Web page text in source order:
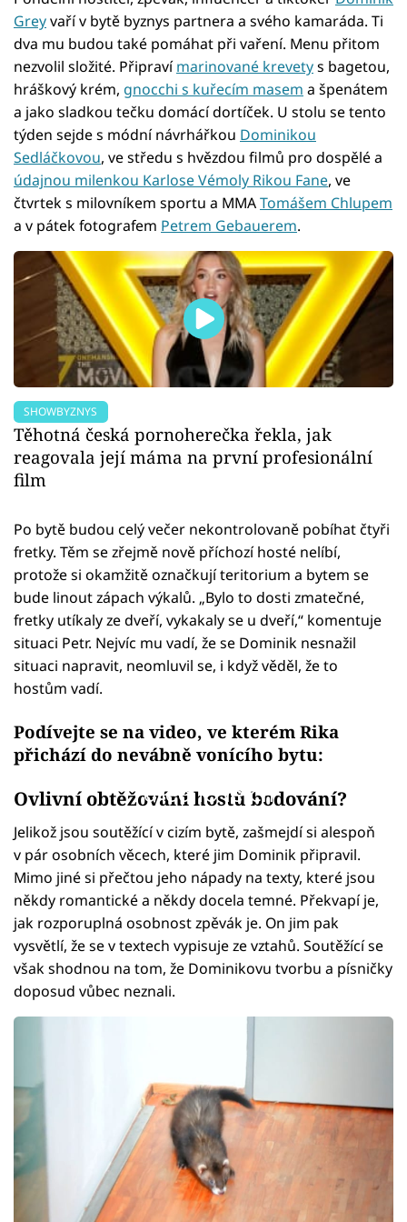
Greyvaří v bytě byznys partnera a svého kamaráda. Ti
dva mu budou také pomáhat při vaření. Menu přitom
nezvolil složité. Připravímarinované krevetys bagetou,
hráškový krém, gnocchi s kuřecím masem a špenátem
a jako sladkou tečku domácí dortíček. U stolu se tento
týden sejde s módní návrhářkou Dominikou
Sedláčkovou, ve středu s hvězdou filmů pro dospělé a
údajnou milenkou Karlose Vémoly Rikou Fane, ve
čtvrtek s milovníkem sportu a MMATomášem Chlupem
a v pátek fotografem Petrem Gebauerem.
SHOWBYZNYS
Těhotná česká pornoherečka řekla, jak
reagovala její máma na první profesionální
film
Po bytě budou celý večer nekontrolovaně pobíhat čtyři
fretky. Těm se zřejmě nově příchozí hosté nelíbí,
protože si okamžitě označkují teritorium a bytem se
bude linout zápach výkalů. „Bylo to dosti zmatečné,
fretky utíkaly ze dveří, vykakaly se u dveří,“ komentuje
situaci Petr. Nejvíc mu vadí, že se Dominik nesnažil
situaci napravit, neomluvil se, i když věděl, že to
hostům vadí.
Podívejte se na video, ve kterém Rika
přichází do nevábně vonícího bytu:
Failed to fetch
Ovlivní obtěžování hostů bodování?
Jelikož jsou soutěžící v cizím bytě, zašmejdí si alespoň
v pár osobních věcech, které jim Dominik připravil.
Mimo jiné si přečtou jeho nápady na texty, které jsou
někdy romantické a někdy docela temné. Překvapí je,
jak rozporuplná osobnost zpěvák je. On jim pak
vysvětlí, že se v textech vypisuje ze vztahů. Soutěžící se
však shodnou na tom, že Dominikovu tvorbu a písničky
doposud vůbec neznali.